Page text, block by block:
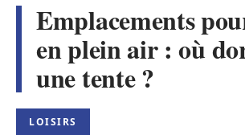
Emplacements
en plein air : où
une tente ?
LOISIRS